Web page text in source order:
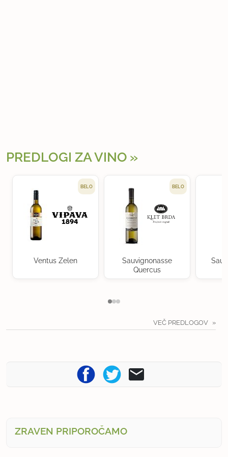
PREDLOGI ZA VINO
BELO
Ventus Zelen
BELO
Sauvignonasse
Quercus
VEČ PREDLOGOV
ZRAVEN PRIPOROČAMO